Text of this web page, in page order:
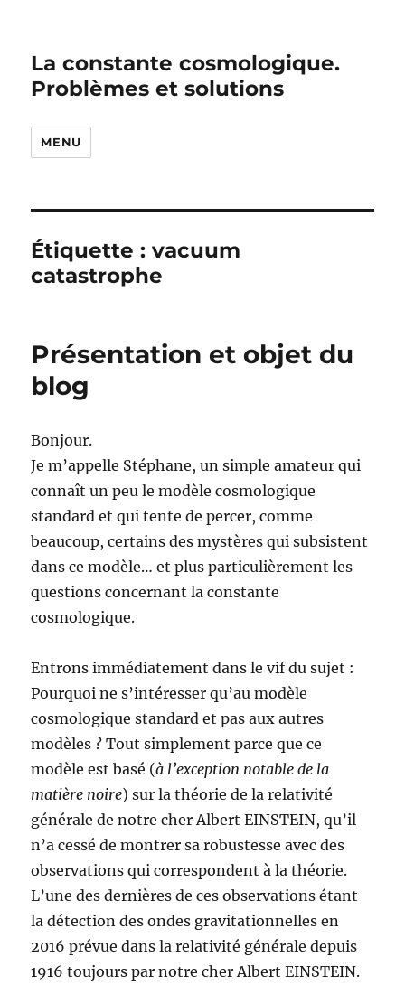
La constante cosmologique.
Problèmes et solutions
MENU
Étiquette :vacuum
catastrophe
Présentation et objet du
blog
Bonjour.
Je m’appelle Stéphane, un simple amateur qui
connaît un peu le modèle cosmologique
standard et qui tente de percer, comme
beaucoup, certains des mystères qui subsistent
dans ce modèle… et plus particulièrement les
questions concernant la constante
cosmologique.
Entrons immédiatement dans le vif du sujet :
Pourquoi ne s’intéresser qu’au modèle
cosmologique standard et pas aux autres
modèles ? Tout simplement parce que ce
modèle est basé (à l’exception notable de la
matière noire) sur la théorie de la relativité
générale de notre cher Albert EINSTEIN, qu’il
n’a cessé de montrer sa robustesse avec des
observations qui correspondent à la théorie.
L’une des dernières de ces observations étant
la détection des ondes gravitationnelles en
2016 prévue dans la relativité générale depuis
1916 toujours par notre cher Albert EINSTEIN.